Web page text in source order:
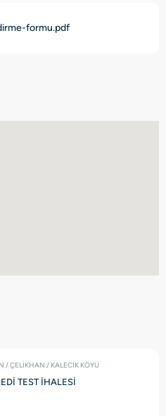
formu.pdf
/ ÇELİKHAN / KALECİK KÖYÜ
TEST İHALESİ